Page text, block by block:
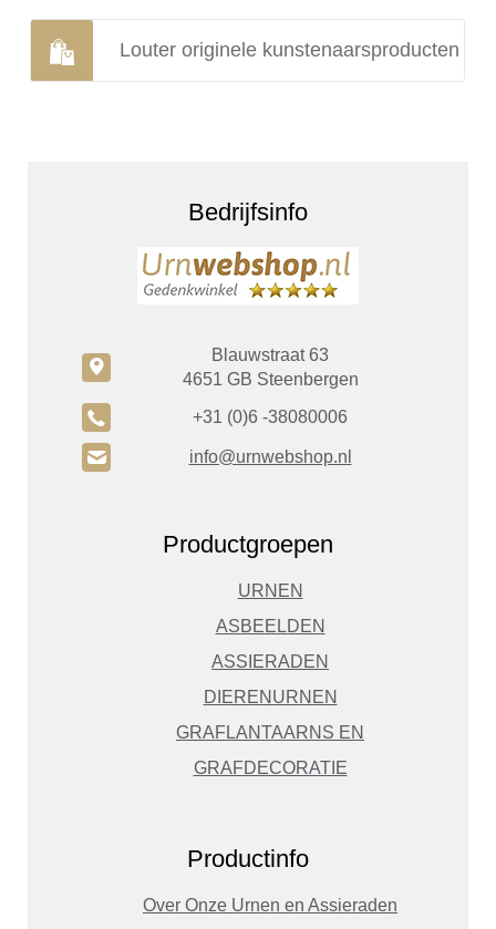
Louter originele kunstenaarsproducten
Bedrijfsinfo
c
Blauwstraat 63
4651 GB Steenbergen
A +31 (0)6 -38080006
H info@urnwebshop.nl
Productgroepen
URNEN
ASBEELDEN
ASSIERADEN
DIERENURNEN
GRAFLANTAARNS EN
GRAFDECORATIE
Productinfo
Over Onze Urnen en Assieraden